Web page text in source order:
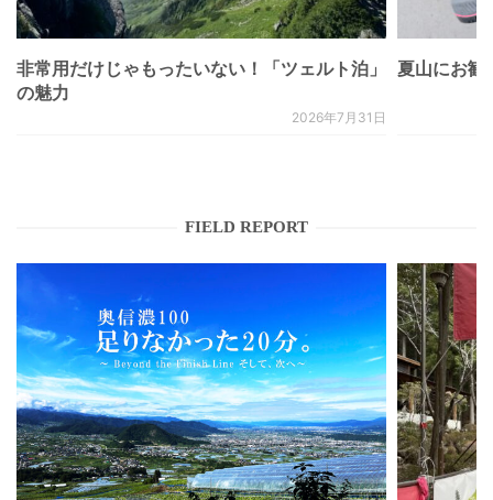
非常用だけじゃもったいない！「ツェルト泊」
の魅力
2026年7月31日
夏山にお
FIELD REPORT